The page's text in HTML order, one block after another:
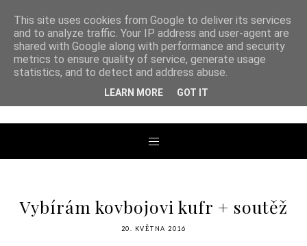
ANDREA TENGLER
Vybírám kovbojovi kufr + soutěž
20. KVĚTNA 2016
This site uses cookies from Google to deliver its services
and to analyze traffic. Your IP address and user-agent are
shared with Google along with performance and security
metrics to ensure quality of service, generate usage
statistics, and to detect and address abuse.
LEARN MORE GOT IT